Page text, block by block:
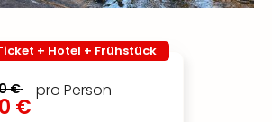
+ Hotel + Frühstück
€
€
pro Person